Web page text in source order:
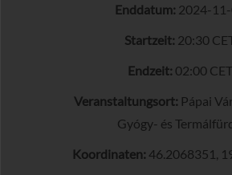
Enddatum: 2024-
Startzeit: 20:30
Endzeit: 02:00 CET
Veranstaltungsort: Pápai
Gyógy- és
Koordinaten: 46.2068351,